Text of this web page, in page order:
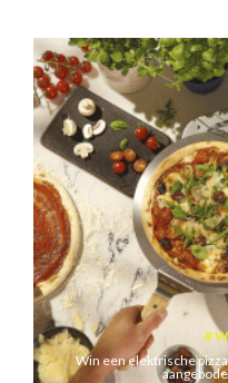
Win een elektrische